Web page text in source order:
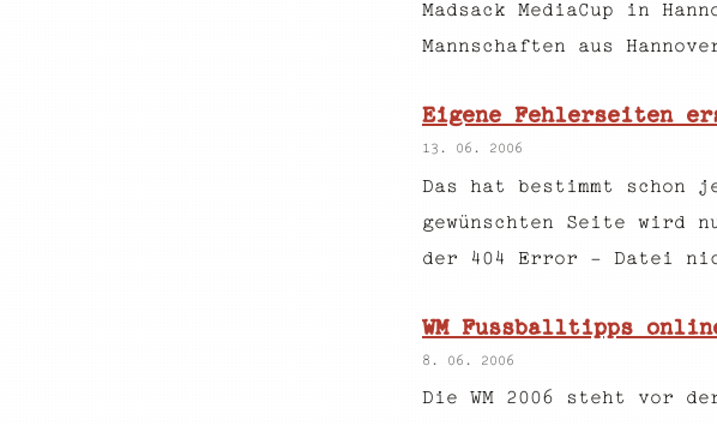
Madsack MediaCup in
Mannschaften aus
Eigene Fehlerseiten
13. 06. 2006
Das hat bestimmt
gewünschten Seite wird
der 404 Error - Datei
WM Fussballtipps
8. 06. 2006
Die WM 2006 steht vor